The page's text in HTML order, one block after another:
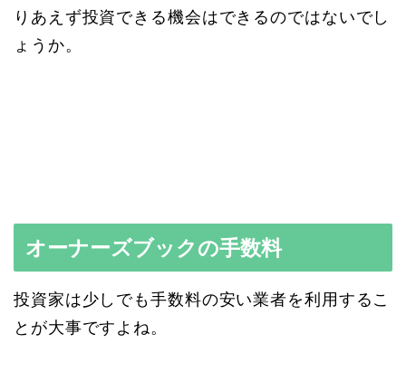
りあえず投資できる機会はできるのではないでし
ょうか。
オーナーズブックの手数料
投資家は少しでも手数料の安い業者を利用するこ
とが大事ですよね。